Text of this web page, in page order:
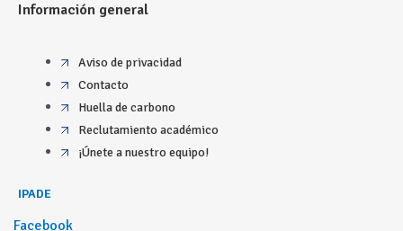
Información general
Aviso de privacidad
Contacto
Huella de carbono
Reclutamiento académico
¡Únete a nuestro equipo!
IPADE
Facebook